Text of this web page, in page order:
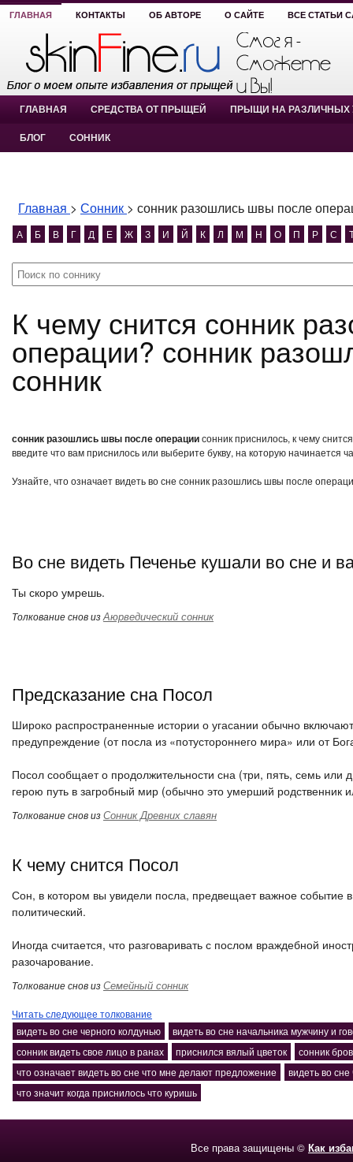
ГЛАВНАЯ КОНТАКТЫ ОБ АВТОРЕ О САЙТЕ ВСЕ СТАТЬИ
ГЛАВНАЯ СРЕДСТВА ОТ ПРЫЩЕЙ ПРЫЩИ НА РАЗЛИЧНЫХ
БЛОГ СОННИК
Главная > Сонник > сонник разошлись швы после
А Б В Г Д Е Ж З И Й К Л М Н О П Р С
К чему снится сонник разошлись швы после
операции? сонник
сонник
сонник разошлись швы после операциисонник приснилось, к чему
введите что вам приснилось или выберите букву, на которую начинается
Узнайте, что означает видеть во сне сонник разошлись швы после
Во сне видеть Печенье кушали во сне и
Ты скоро умрешь.
Толкование снов изАюрведический сонник
Предсказание сна Посол
Широко распространенные истории о угасании обычно
предупреждение (от посла из «потустороннего мира» или от
Посол сообщает о продолжительности сна (три, пять, семь
герою путь в загробный мир (обычно это умерший родственник
Толкование снов изСонник Древних славян
К чему снится Посол
Сон, в котором вы увидели посла, предвещает важное событие
политический.
Иногда считается, что разговаривать с послом враждебной
разочарование.
Толкование снов изСемейный сонник
Читать следующее толкование
видеть во сне черного колдунью
видеть во сне начальника мужчину и
сонник видеть свое лицо в ранах
приснился вялый цветок
сонник
что означает видеть во сне что мне делают предложение
видеть во сне
что значит когда приснилось что куришь
Все права защищены © Как